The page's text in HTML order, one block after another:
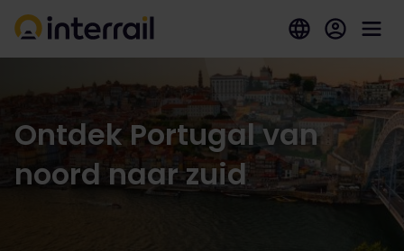
Ontdek Portugal van
noord naar zuid